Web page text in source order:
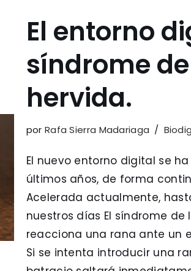
El entorno
síndrome
hervida.
por Rafa Sierra Madariaga
El nuevo entorno digital se
últimos años, de forma
Acelerada actualmente,
nuestros días El síndrome
reacciona una rana ante un
Si se intenta introducir una